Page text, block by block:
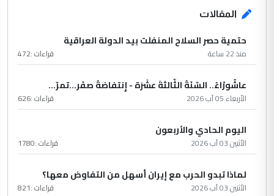
المقالات
حتمية حصر السلاح المنفلت بيد الدولة العراقية
منذ 22 ساعة قراءات :472
عاشُورْاءُ.. السّنَةُ الثّالثةَ عشَرَة - إِنتفاضةُ صفَر…تمرّ...
الأربعاء 05 آب 2026 قراءات :626
اليوم الحادي والأربعون
الأثنين 03 آب 2026 قراءات :1780
لماذا تبدو الحرب مع إيران أسهل من التفاوض معها؟
الأثنين 03 آب 2026 قراءات :821